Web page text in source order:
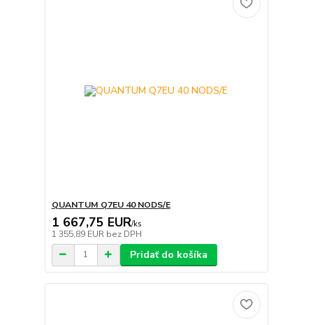
QUANTUM Q7EU 40 NODS/E
1 667,75 EUR/ks
1 355,89 EUR bez DPH
Pridať do košíka